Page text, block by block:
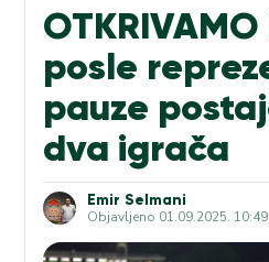
posle
pauze
dva igrača
Emir Selmani
Objavljeno 01.09.2025. 10:49